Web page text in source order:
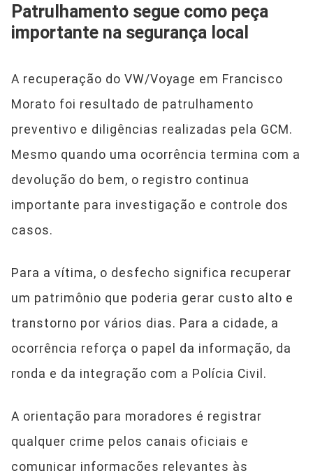
Patrulhamento segue como peça
importante na segurança local
A recuperação do VW/Voyage em Francisco
Morato foi resultado de patrulhamento
preventivo e diligências realizadas pela GCM.
Mesmo quando uma ocorrência termina com a
devolução do bem, o registro continua
importante para investigação e controle dos
casos.
Para a vítima, o desfecho significa recuperar
um patrimônio que poderia gerar custo alto e
transtorno por vários dias. Para a cidade, a
ocorrência reforça o papel da informação, da
ronda e da integração com a Polícia Civil.
A orientação para moradores é registrar
qualquer crime pelos canais oficiais e
comunicar informações relevantes às